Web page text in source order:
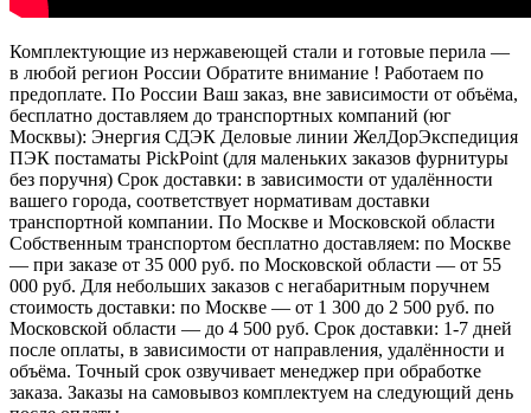
Комплектующие из нержавеющей стали и готовые перила —
в любой регион России Обратите внимание ! Работаем по
предоплате. По России Ваш заказ, вне зависимости от объёма,
бесплатно доставляем до транспортных компаний (юг
Москвы): Энергия СДЭК Деловые линии ЖелДорЭкспедиция
ПЭК постаматы PickPoint (для маленьких заказов фурнитуры
без поручня) Срок доставки: в зависимости от удалённости
вашего города, соответствует нормативам доставки
транспортной компании. По Москве и Московской области
Собственным транспортом бесплатно доставляем: по Москве
— при заказе от 35 000 руб. по Московской области — от 55
000 руб. Для небольших заказов с негабаритным поручнем
стоимость доставки: по Москве — от 1 300 до 2 500 руб. по
Московской области — до 4 500 руб. Срок доставки: 1-7 дней
после оплаты, в зависимости от направления, удалённости и
объёма. Точный срок озвучивает менеджер при обработке
заказа. Заказы на самовывоз комплектуем на следующий день